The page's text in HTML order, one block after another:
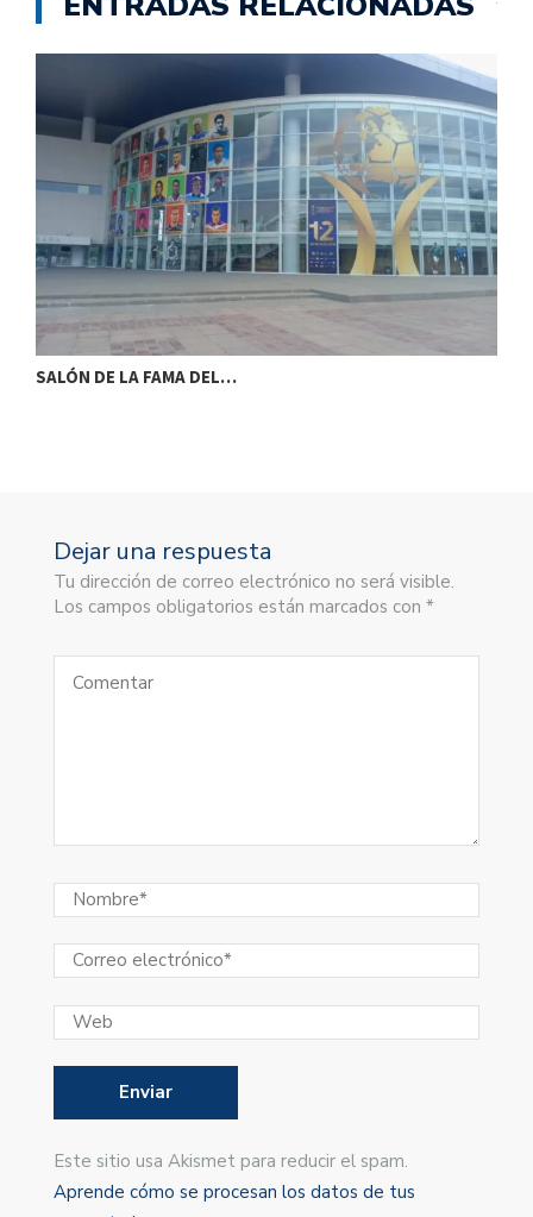
SALÓN DE LA FAMA DEL…
Dejar una respuesta
Tu dirección de correo electrónico no será visible.
Los campos obligatorios están marcados con *
Este sitio usa Akismet para reducir el spam.
Aprende cómo se procesan los datos de tus